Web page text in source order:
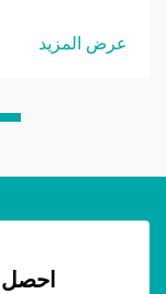
وحدات بكسل أصغر
التطوير...
عرض المزيد